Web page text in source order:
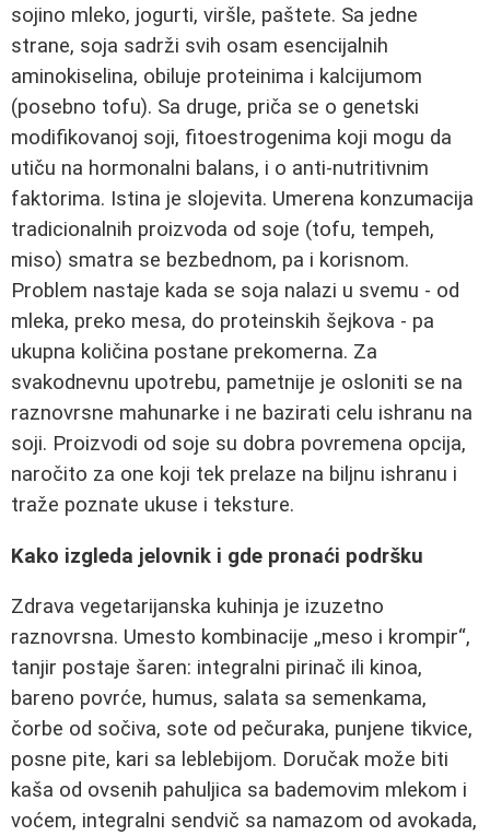
sojino mleko, jogurti, viršle, paštete. Sa jedne
strane, soja sadrži svih osam esencijalnih
aminokiselina, obiluje proteinima i kalcijumom
(posebno tofu). Sa druge, priča se o genetski
modifikovanoj soji, fitoestrogenima koji mogu da
utiču na hormonalni balans, i o anti-nutritivnim
faktorima. Istina je slojevita. Umerena konzumacija
tradicionalnih proizvoda od soje (tofu, tempeh,
miso) smatra se bezbednom, pa i korisnom.
Problem nastaje kada se soja nalazi u svemu - od
mleka, preko mesa, do proteinskih šejkova - pa
ukupna količina postane prekomerna. Za
svakodnevnu upotrebu, pametnije je osloniti se na
raznovrsne mahunarke i ne bazirati celu ishranu na
soji. Proizvodi od soje su dobra povremena opcija,
naročito za one koji tek prelaze na biljnu ishranu i
traže poznate ukuse i teksture.
Kako izgleda jelovnik i gde pronaći podršku
Zdrava vegetarijanska kuhinja je izuzetno
raznovrsna. Umesto kombinacije „meso i krompir“,
tanjir postaje šaren: integralni pirinač ili kinoa,
bareno povrće, humus, salata sa semenkama,
čorbe od sočiva, sote od pečuraka, punjene tikvice,
posne pite, kari sa leblebijom. Doručak može biti
kaša od ovsenih pahuljica sa bademovim mlekom i
voćem, integralni sendvič sa namazom od avokada,